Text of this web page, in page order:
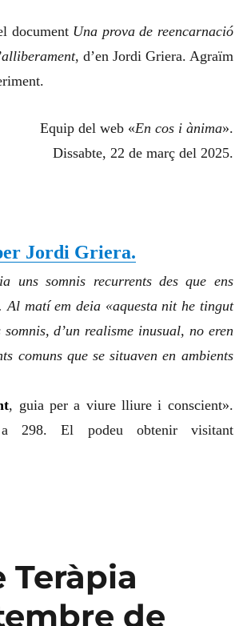
document Una prova de reencarnació
, d’en Jordi Griera. Agraïm
Equip del web «En cos i ànima».
Dissabte, 22 de març del 2025.
Jordi Griera.
uns somnis recurrents des que ens
Al matí em deia «aquesta nit he tingut
d’un realisme inusual, no eren
comuns que se situaven en ambients
, guia per a viure lliure i conscient».
298. El podeu obtenir visitant
de